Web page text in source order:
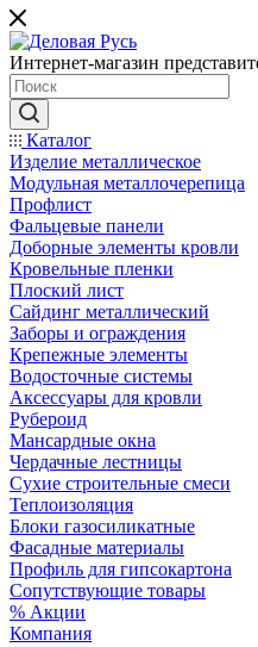
Интернет-магазин
Каталог
Изделие металлическое
Модульная металлочерепица
Профлист
Фальцевые панели
Доборные элементы кровли
Кровельные пленки
Плоский лист
Сайдинг металлический
Заборы и ограждения
Крепежные элементы
Водосточные системы
Аксессуары для кровли
Рубероид
Мансардные окна
Чердачные лестницы
Сухие строительные смеси
Теплоизоляция
Блоки газосиликатные
Фасадные материалы
Профиль для гипсокартона
Сопутствующие товары
% Акции
Компания